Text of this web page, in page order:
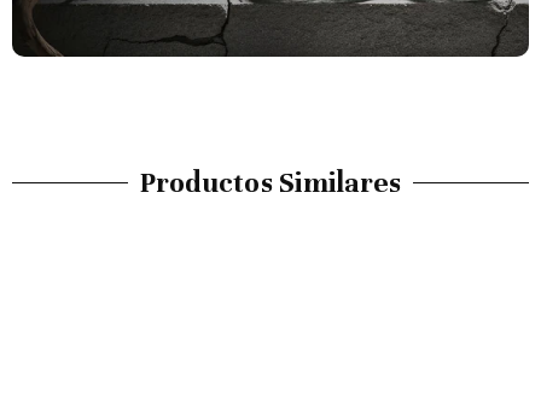
Productos Similares